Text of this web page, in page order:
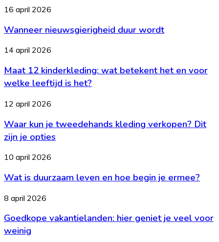
pak
het
Wanneer
duur
16 april 2026
Wanneer nieuwsgierigheid duur wordt
Maat
kinderkleding:
betekent
en
welke
leeftijd
het?
14 april 2026
Maat 12 kinderkleding: wat betekent het en voor
welke leeftijd is het?
Waar
je
tweedehands
kleding
Dit
je
12 april 2026
Waar kun je tweedehands kleding verkopen? Dit
zijn je opties
Wat
duurzaam
en
hoe
begin
je
ermee?
10 april 2026
Wat is duurzaam leven en hoe begin je ermee?
Goedkope
hier
geniet
je
8 april 2026
Goedkope vakantielanden: hier geniet je veel voor
weinig